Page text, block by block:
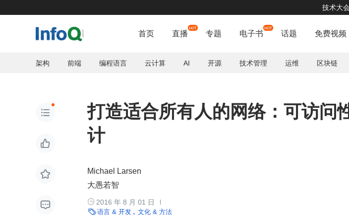
技术大会
首页 直播 专题 电子书 话题 免费视频
架构 前端 编程语言 云计算 AI 开源 技术管理 运维 区块链




打造适合所有人的网络：可访问
计
Michael Larsen
大愚若智
 2016 年 8 月 01 日
语言 & 开发 文化 & 方法